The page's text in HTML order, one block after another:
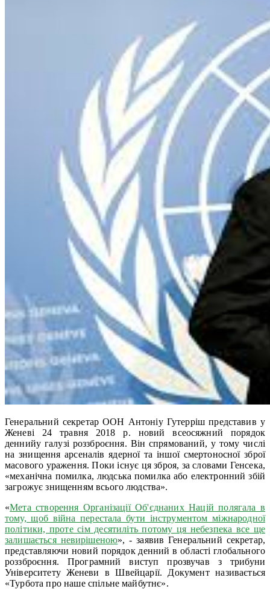
Генеральний секретар ООН Антоніу Гутерріш представив у
Женеві 24 травня 2018 р. новий всеосяжний порядок
деннийу галузі роззброєння. Він спрямований, у тому числі
на знищення арсеналів ядерної та іншої смертоносної зброї
масового ураження. Поки існує ця зброя, за словами Генсека,
«механічна помилка, людська помилка або електронний збій
загрожує знищенням всього людства».
«Мета створення Організації Об'єднаних Націй полягала в
тому, щоб війна перестала бути інструментом міжнародної
політики, проте сім десятиліть потому ця небезпека все ще
залишається невирішеною», - заявив Генеральний секретар,
представляючи новий порядок денний в області глобального
роззброєння. Програмний виступ прозвучав з трибуни
Університету Женеви в Швейцарії. Документ називається
«Турбота про наше спільне майбутнє».